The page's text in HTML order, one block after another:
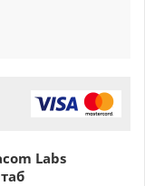
Labs